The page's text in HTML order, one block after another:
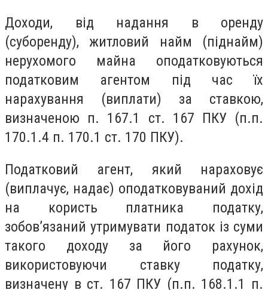
Доходи, від надання в оренду
(суборенду), житловий найм (піднайм)
нерухомого майна оподатковуються
податковим агентом під час їх
нарахування (виплати) за ставкою,
визначеною п. 167.1 ст. 167 ПКУ (п.п.
170.1.4 п. 170.1 ст. 170 ПКУ).
Податковий агент, який нараховує
(виплачує, надає) оподатковуваний дохід
на користь платника податку,
зобов’язаний утримувати податок із суми
такого доходу за його рахунок,
використовуючи ставку податку,
визначену в ст. 167 ПКУ (п.п. 168.1.1 п.